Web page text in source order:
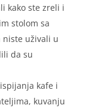
kako ste zreli i
stolom sa
niste uživali u
da su
kafe i
kuvanju